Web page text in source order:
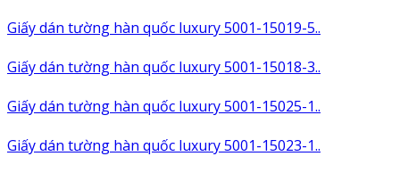
Giấy dán tường hàn quốc luxury 5001-15019-5..
Giấy dán tường hàn quốc luxury 5001-15018-3..
Giấy dán tường hàn quốc luxury 5001-15025-1..
Giấy dán tường hàn quốc luxury 5001-15023-1..